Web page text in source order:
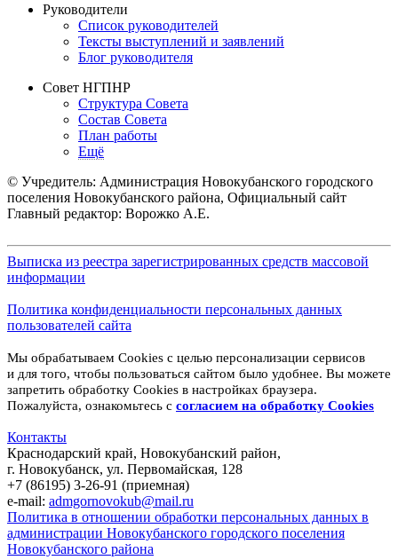
Руководители
Список руководителей
Тексты выступлений и заявлений
Блог руководителя
Совет НГПНР
Структура Совета
Состав Совета
План работы
Ещё
© Учредитель: Администрация Новокубанского городского
поселения Новокубанского района, Официальный сайт
Главный редактор: Ворожко А.Е.
Выписка из реестра зарегистрированных средств массовой
информации
Политика конфиденциальности персональных данных
пользователей сайта
Мы обрабатываем Cookies с целью персонализации сервисов
и для того, чтобы пользоваться сайтом было удобнее. Вы можете
запретить обработку Cookies в настройках браузера.
Пожалуйста, ознакомьтесь с согласием на обработку Cookies
Контакты
Краснодарский край, Новокубанский район,
г. Новокубанск, ул. Первомайская, 128
+7 (86195) 3-26-91 (приемная)
e-mail: admgornovokub@mail.ru
Политика в отношении обработки персональных данных в
администрации Новокубанского городского поселения
Новокубанского района